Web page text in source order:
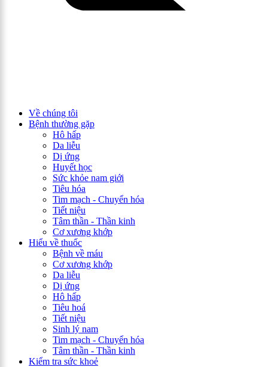
Về chúng tôi
Bệnh thường gặp
Hô hấp
Da liễu
Dị ứng
Huyết học
Sức khỏe nam giới
Tiêu hóa
Tim mạch - Chuyển hóa
Tiết niệu
Tâm thần - Thần kinh
Cơ xương khớp
Hiểu về thuốc
Bệnh về máu
Cơ xương khớp
Da liễu
Dị ứng
Hô hấp
Tiêu hoá
Tiết niệu
Sinh lý nam
Tim mạch - Chuyển hóa
Tâm thần - Thần kinh
Kiểm tra sức khoẻ